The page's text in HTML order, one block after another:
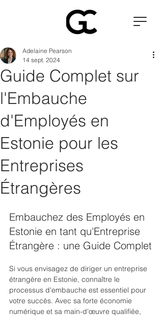
Guide Complet sur
l'Embauche
d'Employés en
Estonie pour les
Entreprises
Étrangères
Adelaine Pearson
14 sept. 2024
Embauchez des Employés en
Estonie en tant qu'Entreprise
Étrangère : une Guide Complet
Si vous envisagez de diriger un entreprise
étrangère en Estonie, connaître le
processus d'embauche est essentiel pour
votre succès. Avec sa forte économie
numérique et sa main-d'œuvre qualifiée,